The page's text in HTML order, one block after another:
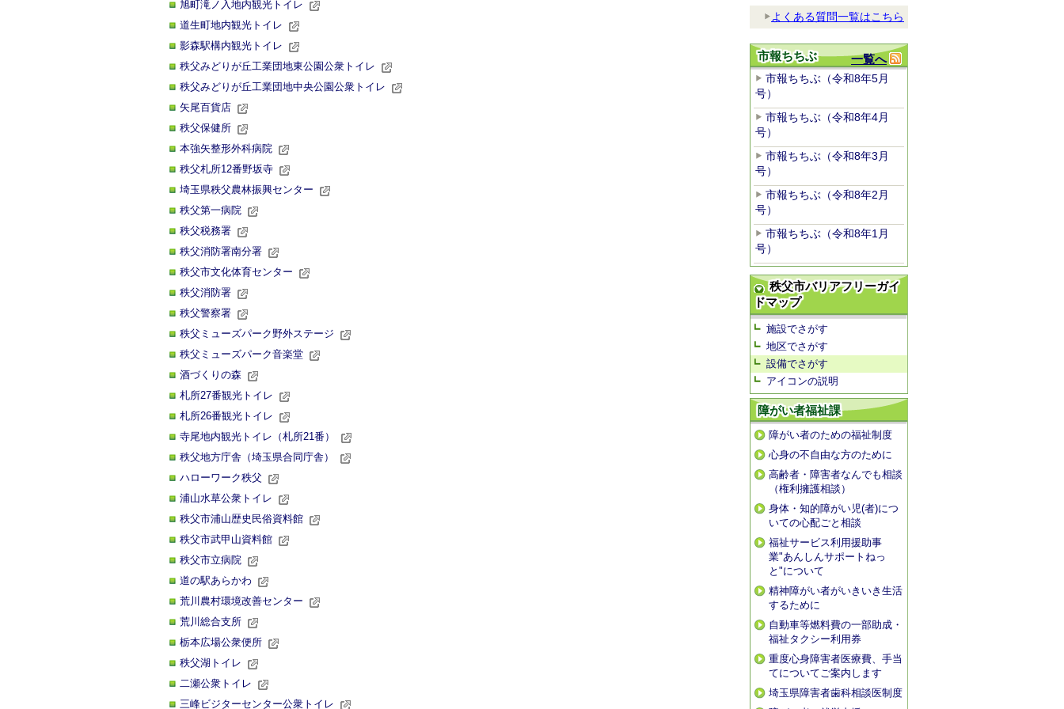
旭町滝ノ入地内観光トイレ
道生町地内観光トイレ
影森駅構内観光トイレ
秩父みどりが丘工業団地東公園公衆トイレ
秩父みどりが丘工業団地中央公園公衆トイレ
矢尾百貨店
秩父保健所
本強矢整形外科病院
秩父札所12番野坂寺
埼玉県秩父農林振興センター
秩父第一病院
秩父税務署
秩父消防署南分署
秩父市文化体育センター
秩父消防署
秩父警察署
秩父ミューズパーク野外ステージ
秩父ミューズパーク音楽堂
酒づくりの森
札所27番観光トイレ
札所26番観光トイレ
寺尾地内観光トイレ（札所21番）
秩父地方庁舎（埼玉県合同庁舎）
ハローワーク秩父
浦山水草公衆トイレ
秩父市浦山歴史民俗資料館
秩父市武甲山資料館
秩父市立病院
道の駅あらかわ
荒川農村環境改善センター
荒川総合支所
栃本広場公衆便所
秩父湖トイレ
二瀬公衆トイレ
三峰ビジターセンター公衆トイレ
よくある質問一覧はこちら
一覧へ
市報ちちぶ
市報ちちぶ（令和8年5月
号）
市報ちちぶ（令和8年4月
号）
市報ちちぶ（令和8年3月
号）
市報ちちぶ（令和8年2月
号）
市報ちちぶ（令和8年1月
号）
秩父市バリアフリーガイ
ドマップ
施設でさがす
地区でさがす
設備でさがす
アイコンの説明
障がい者福祉課
障がい者のための福祉制度
心身の不自由な方のために
高齢者・障害者なんでも相談
（権利擁護相談）
身体・知的障がい児(者)につ
いての心配ごと相談
福祉サービス利用援助事
業"あんしんサポートねっ
と"について
精神障がい者がいきいき生活
するために
自動車等燃料費の一部助成・
福祉タクシー利用券
重度心身障害者医療費、手当
てについてご案内します
埼玉県障害者歯科相談医制度